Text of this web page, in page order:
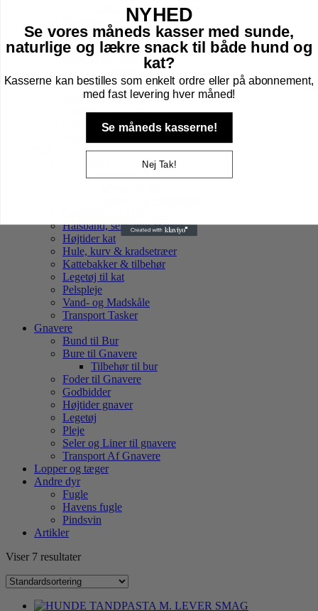
Poter, øre, øjne og tænder
Huler
Kurve
Hundetegn og skilte
Hundetegn farve
Hundetegn mat
Vand- og madskåle
Transporttasker og Bure
Halsbånd, sele, line & tegn
Højtider kat
Hule, kurv & kradsetræer
Kattebakker & tilbehør
Legetøj til kat
Pelspleje
Vand- og Madskåle
Transport Tasker
Gnavere
Bund til Bur
Bure til Gnavere
Tilbehør til bur
Foder til Gnavere
Godbidder
Højtider gnaver
Legetøj
Pleje
Seler og Liner til gnavere
Transport Af Gnavere
Lopper og tæger
Andre dyr
Fugle
Havens fugle
Pindsvin
Artikler
Viser 7 resultater
NYHED
Se vores måneds kasser med sunde,
naturlige og lækre snack til både hund og
kat?
Kasserne kan bestilles som enkelt ordre eller på abonnement,
med fast levering hver måned!
Se måneds kasserne!
Nej Tak!